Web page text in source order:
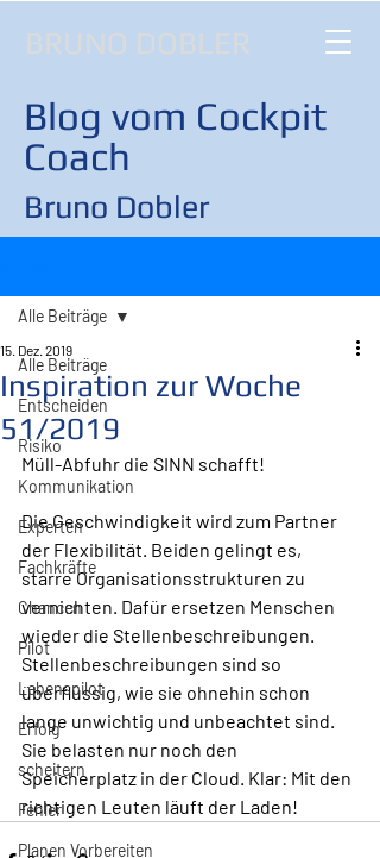
BRUNO DOBLER
Blog vom Cockpit
Coach
Bruno Dobler
Alle Beiträge
Entscheiden
Risiko
Kommunikation
Experten
Fachkräfte
Chancen
Pilot
Lebenspilot
Erfolg
scheitern
Fehler
Planen Vorbereiten
Alle Beiträge
Inspiration zur Woche
51/2019
15. Dez. 2019
Müll-Abfuhr die SINN schafft!
Die Geschwindigkeit wird zum Partner
der Flexibilität. Beiden gelingt es,
starre Organisationsstrukturen zu
vernichten. Dafür ersetzen Menschen
wieder die Stellenbeschreibungen.
Stellenbeschreibungen sind so
überflüssig, wie sie ohnehin schon
lange unwichtig und unbeachtet sind.
Sie belasten nur noch den
Speicherplatz in der Cloud. Klar: Mit den
richtigen Leuten läuft der Laden!